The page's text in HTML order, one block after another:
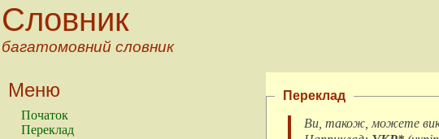
Словник
багатомовний словник
Меню
Початок
Переклад
Переклад
Ви, також, можете